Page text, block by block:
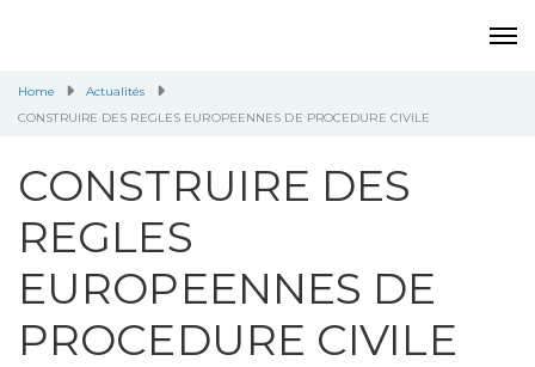
Home
Actualités
CONSTRUIRE DES REGLES EUROPEENNES DE PROCEDURE CIVILE
CONSTRUIRE DES
REGLES
EUROPEENNES DE
PROCEDURE CIVILE